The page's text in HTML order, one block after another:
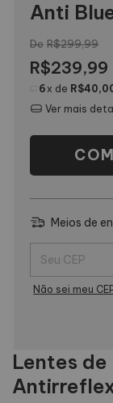
Anti
R$299,99
R$239,99
6 x de
Ver mais
Meios de
Entregas para o
Não sei meu
Lentes de